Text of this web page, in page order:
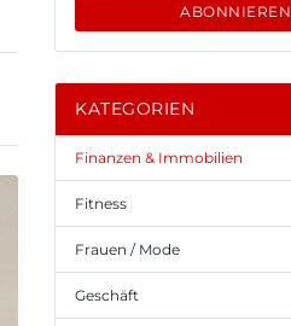
ABONNIEREN
KATEGORIEN
Finanzen & Immobilien
Fitness
Frauen / Mode
Geschäft